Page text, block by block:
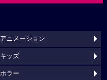
アニメーション
キッズ
ホラー